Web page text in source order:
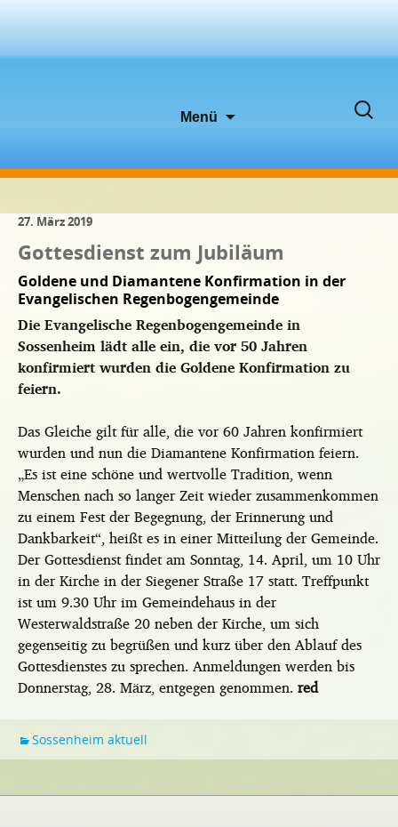
Menü
Suchen
27. März 2019
Gottesdienst zum Jubiläum
Goldene und Diamantene Konfirmation in der
Evangelischen Regenbogengemeinde
Die Evangelische Regenbogengemeinde in
Sossenheim lädt alle ein, die vor 50 Jahren
konfirmiert wurden die Goldene Konfirmation zu
feiern.
Das Gleiche gilt für alle, die vor 60 Jahren konfirmiert
wurden und nun die Diamantene Konfirmation feiern.
„Es ist eine schöne und wertvolle Tradition, wenn
Menschen nach so langer Zeit wieder zusammenkommen
zu einem Fest der Begegnung, der Erinnerung und
Dankbarkeit“, heißt es in einer Mitteilung der Gemeinde.
Der Gottesdienst findet am Sonntag, 14. April, um 10 Uhr
in der Kirche in der Siegener Straße 17 statt. Treffpunkt
ist um 9.30 Uhr im Gemeindehaus in der
Westerwaldstraße 20 neben der Kirche, um sich
gegenseitig zu begrüßen und kurz über den Ablauf des
Gottesdienstes zu sprechen. Anmeldungen werden bis
Donnerstag, 28. März, entgegen genommen. red
Sossenheim aktuell